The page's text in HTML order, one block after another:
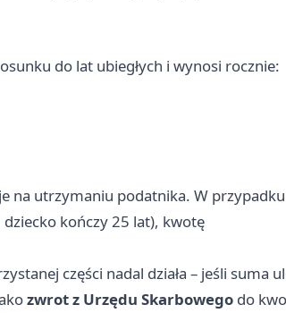
do lat ubiegłych i wynosi rocznie:
na utrzymaniu podatnika. W przypadku
kończy 25 lat), kwotę
części nadal działa – jeśli suma
zwrot z Urzędu Skarbowego do